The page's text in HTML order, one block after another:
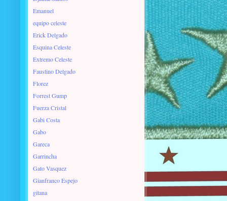
Emanuel
equipo celeste
Erick Delgado
Esquina Celeste
Extremo Celeste
Faustino Delgado
Florez
Forrest Gump
Fuerza Cristal
Gabi Costa
Gabo
Gareca
Garrincha
Gato Vasquez
Gianfranco Espejo
gitana